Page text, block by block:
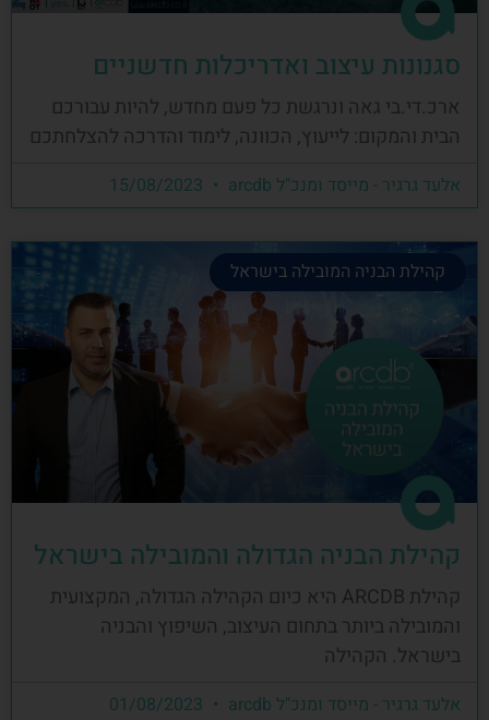
סגנונות עיצוב ואדריכלות חדשניים
ארכ.די.בי גאה ונרגשת כל פעם מחדש, להיות עבורכם
הבית והמקום: לייעוץ, הכוונה, לימוד והדרכה להצלחתכם
אלעד גרגיר - מייסד ומנכ"ל arcdb
קהילת הבניה המובילה בישראל
קהילת הבניה הגדולה והמובילה בישראל
קהילת ARCDB היא כיום הקהילה הגדולה, המקצועית
והמובילה ביותר בתחום העיצוב, השיפוץ והבניה
בישראל. הקהילה
אלעד גרגיר - מייסד ומנכ"ל arcdb